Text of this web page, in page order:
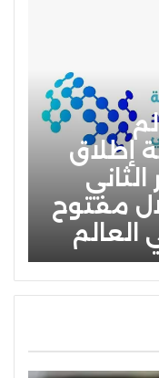
إطلاق
مفتوح
العالم